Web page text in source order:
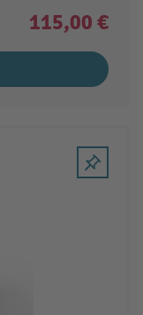
115,00 €